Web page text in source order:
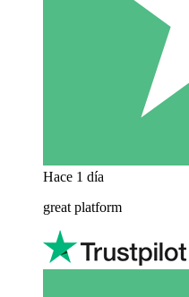
Hace 1 día
great platform